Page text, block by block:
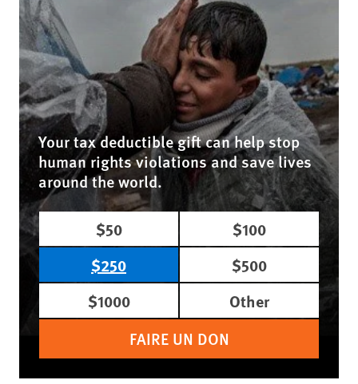
Your tax deductible gift can help stop
human rights violations and save lives
around the world.
$50
$100
$250
$500
$1000
Other
FAIRE UN DON